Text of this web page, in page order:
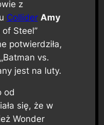
z
Collider Amy
Steel”
potwierdziła,
vs.
jest na luty.
od
się, że w
Wonder